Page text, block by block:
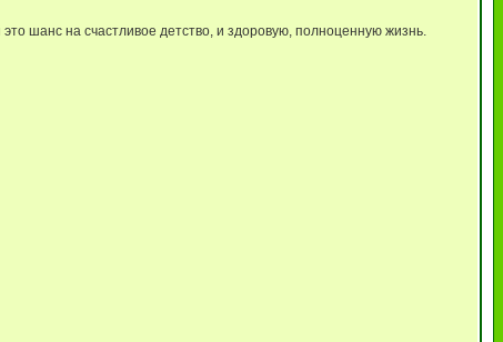
шанс на счастливое детство, и здоровую, полноценную жизнь.